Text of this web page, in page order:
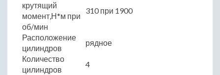
крутящий
момент,Н*м при
об/мин
310 при 1900
Расположение
цилиндров
рядное
Количество
цилиндров
4